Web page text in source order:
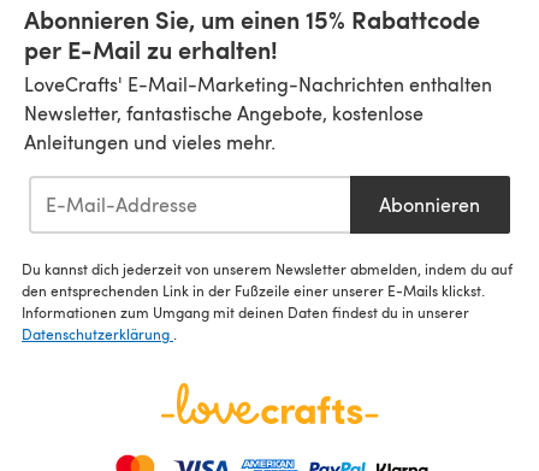
Abonnieren Sie, um einen 15% Rabattcode
per E-Mail zu erhalten!
LoveCrafts' E-Mail-Marketing-Nachrichten enthalten
Newsletter, fantastische Angebote, kostenlose
Anleitungen und vieles mehr.
Abonnieren
Du kannst dich jederzeit von unserem Newsletter abmelden, indem du auf
den entsprechenden Link in der Fußzeile einer unserer E-Mails klickst.
Informationen zum Umgang mit deinen Daten findest du in unserer
Datenschutzerklärung